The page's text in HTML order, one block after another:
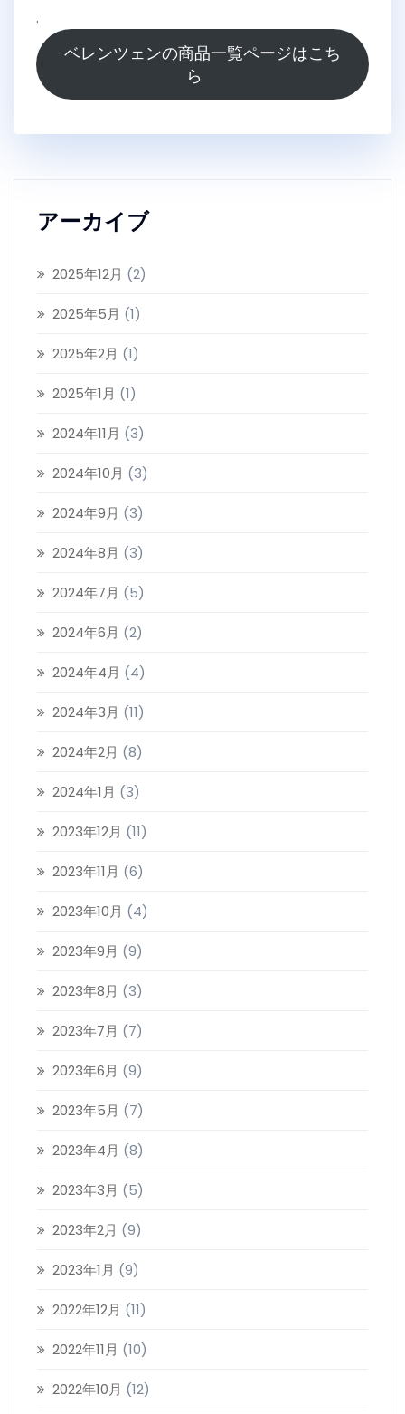
.
ベレンツェンの商品一覧ページはこち
ら
アーカイブ
2025年12月 (2)
2025年5月 (1)
2025年2月 (1)
2025年1月 (1)
2024年11月 (3)
2024年10月 (3)
2024年9月 (3)
2024年8月 (3)
2024年7月 (5)
2024年6月 (2)
2024年4月 (4)
2024年3月 (11)
2024年2月 (8)
2024年1月 (3)
2023年12月 (11)
2023年11月 (6)
2023年10月 (4)
2023年9月 (9)
2023年8月 (3)
2023年7月 (7)
2023年6月 (9)
2023年5月 (7)
2023年4月 (8)
2023年3月 (5)
2023年2月 (9)
2023年1月 (9)
2022年12月 (11)
2022年11月 (10)
2022年10月 (12)